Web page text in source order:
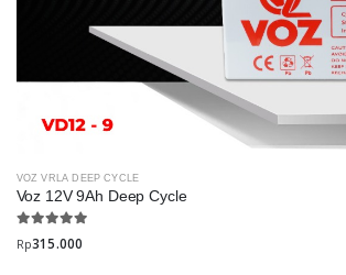
VOZ VRLA DEEP CYCLE
Voz 12V 9Ah Deep Cycle
Rp315.000